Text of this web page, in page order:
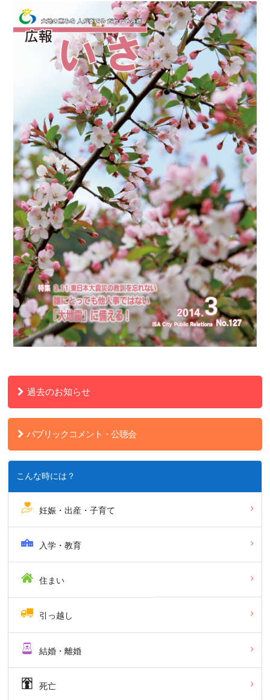
過去のお知らせ
パブリックコメント・公聴会
こんな時には？
妊娠・出産・子育て
入学・教育
住まい
引っ越し
結婚・離婚
死亡